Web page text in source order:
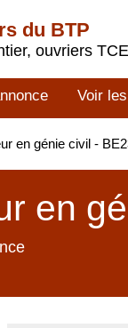
du BTP
ouvriers
Voir
en génie civil -
en